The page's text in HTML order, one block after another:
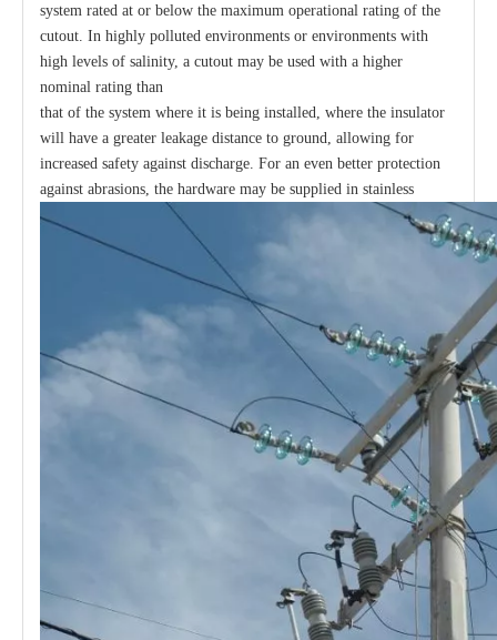
system rated at or below the maximum operational rating of the
cutout. In highly polluted environments or environments with
high levels of salinity, a cutout may be used with a higher
nominal rating than
that of the system where it is being installed, where the insulator
will have a greater leakage distance to ground, allowing for
increased safety against discharge. For an even better protection
against abrasions, the hardware may be supplied in stainless